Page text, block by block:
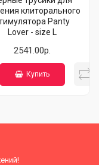
клиторального
Panty
Lover - size L
2541.00р.
Купить